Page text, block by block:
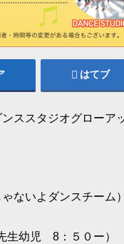
はてブ
ススタジオグローア
ないよダンスチーム）
幼児 8：５０ー）